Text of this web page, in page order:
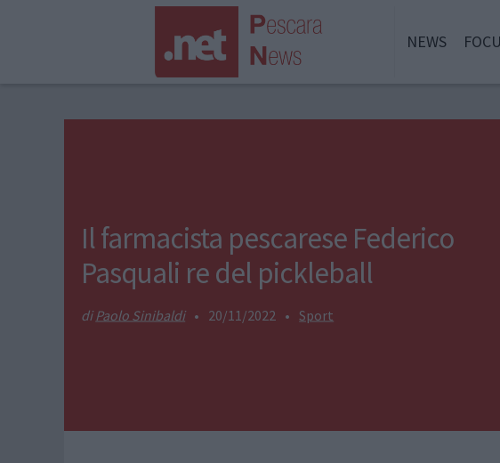
NEWS
Il farmacista pescarese Federico
Pasquali re del pickleball
Paolo Sinibaldi • 20/11/2022 • Sport